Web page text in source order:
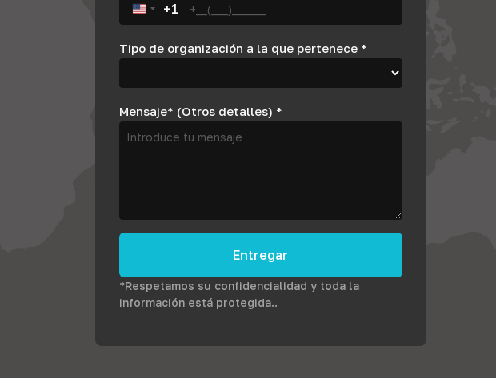
United States +1
+1
Tipo de organización a la que pertenece *
Mensaje* (Otros detalles) *
Entregar
*Respetamos su confidencialidad y toda la
información está protegida..